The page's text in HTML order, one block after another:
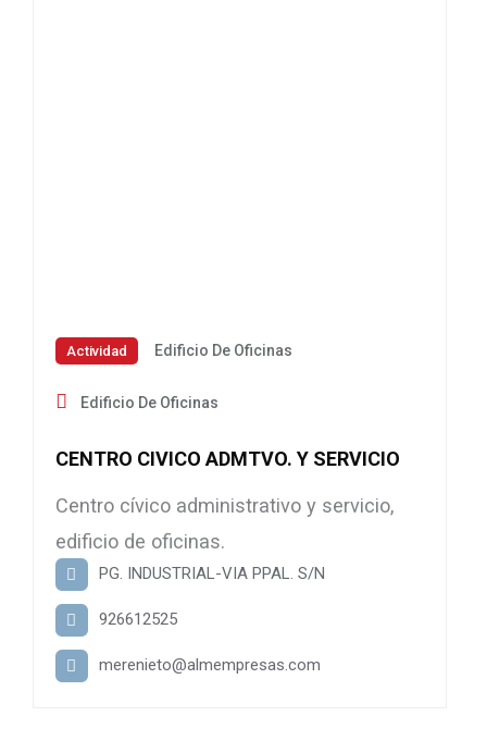
Actividad Edificio De Oficinas
Edificio De Oficinas
CENTRO CIVICO ADMTVO. Y SERVICIO
Centro cívico administrativo y servicio,
edificio de oficinas.
PG. INDUSTRIAL-VIA PPAL. S/N
926612525
merenieto@almempresas.com